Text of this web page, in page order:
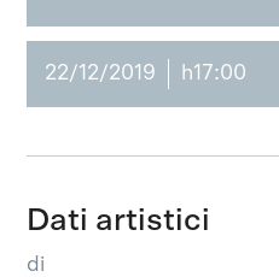
22/12/2019 h17:00
Dati artistici
di